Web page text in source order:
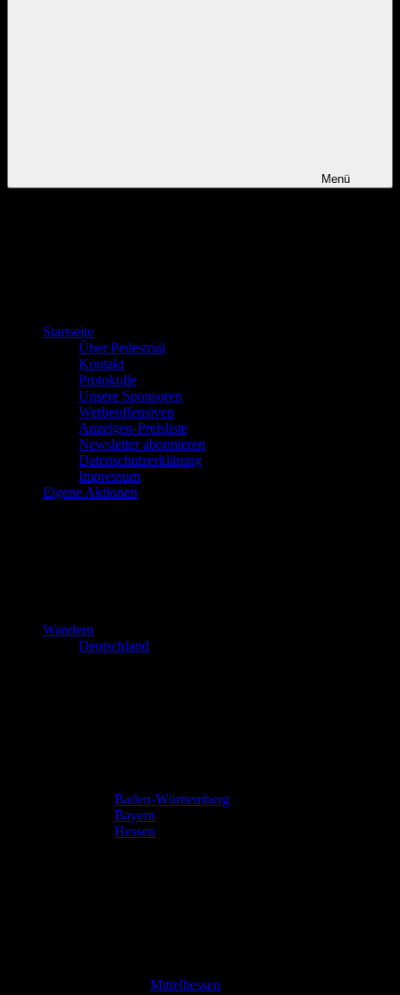
Menü
Startseite
Über Pedestrial
Kontakt
Protokolle
Unsere Sponsoren
Werbeoffensiven
Anzeigen-Preisliste
Newsletter abonnieren
Datenschutzerklärung
Impressum
Eigene Aktionen
Wandern
Deutschland
Baden-Württemberg
Bayern
Hessen
Mittelhessen